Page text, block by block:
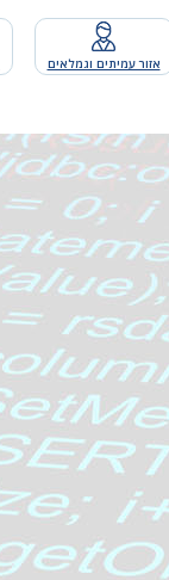
אזור עמיתים וגמלאים